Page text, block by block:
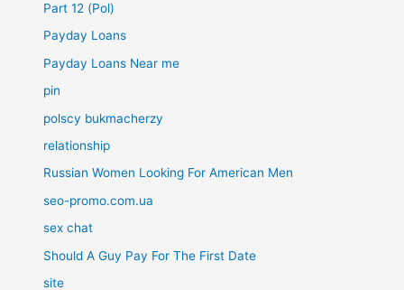
Part 12 (Pol)
Payday Loans
Payday Loans Near me
pin
polscy bukmacherzy
relationship
Russian Women Looking For American Men
seo-promo.com.ua
sex chat
Should A Guy Pay For The First Date
site